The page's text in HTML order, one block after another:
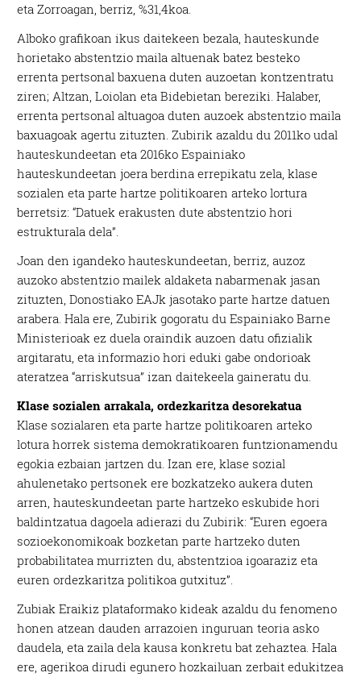
eta Zorroagan, berriz, %31,4koa.
Alboko grafikoan ikus daitekeen bezala, hauteskunde
horietako abstentzio maila altuenak batez besteko
errenta pertsonal baxuena duten auzoetan kontzentratu
ziren; Altzan, Loiolan eta Bidebietan bereziki. Halaber,
errenta pertsonal altuagoa duten auzoek abstentzio maila
baxuagoak agertu zituzten. Zubirik azaldu du 2011ko udal
hauteskundeetan eta 2016ko Espainiako
hauteskundeetan joera berdina errepikatu zela, klase
sozialen eta parte hartze politikoaren arteko lortura
berretsiz: “Datuek erakusten dute abstentzio hori
estrukturala dela”.
Joan den igandeko hauteskundeetan, berriz, auzoz
auzoko abstentzio mailek aldaketa nabarmenak jasan
zituzten, Donostiako EAJk jasotako parte hartze datuen
arabera. Hala ere, Zubirik gogoratu du Espainiako Barne
Ministerioak ez duela oraindik auzoen datu ofizialik
argitaratu, eta informazio hori eduki gabe ondorioak
ateratzea “arriskutsua” izan daitekeela gaineratu du.
Klase sozialen arrakala, ordezkaritza desorekatua
Klase sozialaren eta parte hartze politikoaren arteko
lotura horrek sistema demokratikoaren funtzionamendu
egokia ezbaian jartzen du. Izan ere, klase sozial
ahulenetako pertsonek ere bozkatzeko aukera duten
arren, hauteskundeetan parte hartzeko eskubide hori
baldintzatua dagoela adierazi du Zubirik: “Euren egoera
sozioekonomikoak bozketan parte hartzeko duten
probabilitatea murrizten du, abstentzioa igoaraziz eta
euren ordezkaritza politikoa gutxituz”.
Zubiak Eraikiz plataformako kideak azaldu du fenomeno
honen atzean dauden arrazoien inguruan teoria asko
daudela, eta zaila dela kausa konkretu bat zehaztea. Hala
ere, agerikoa dirudi egunero hozkailuan zerbait edukitzea